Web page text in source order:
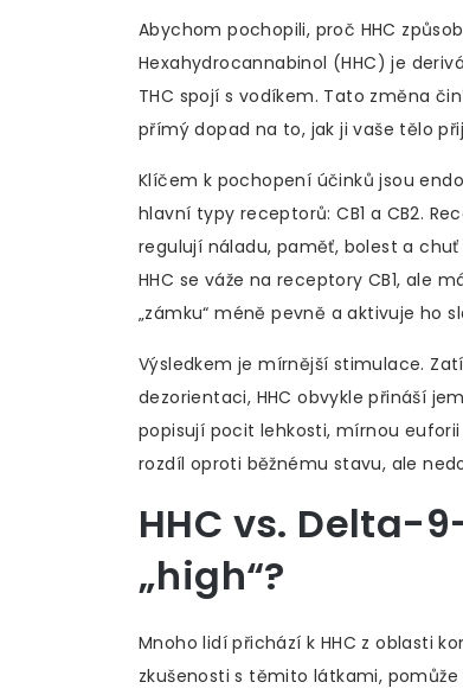
Abychom pochopili, proč HHC
Hexahydrocannabinol (HHC) je
THC spojí s vodíkem. Tato změna
přímý dopad na to, jak ji vaše tělo
Klíčem k pochopení účinků jsou
hlavní typy receptorů: CB1 a CB2.
regulují náladu, paměť, bolest a
HHC se váže na receptory CB1, ale
„zámku“ méně pevně a aktivuje ho
Výsledkem je mírnější stimulace.
dezorientaci, HHC obvykle přináší
popisují pocit lehkosti, mírnou
rozdíl oproti běžnému stavu, ale
HHC vs. Delta-
„high“?
Mnoho lidí přichází k HHC z oblasti
zkušenosti s těmito látkami,